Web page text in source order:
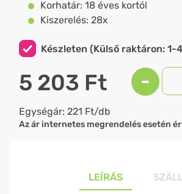
Korhatár: 18 éves kortól
Kiszerelés: 28x
Készleten (Külső raktáron: 1-
5 203 Ft -
Egységár: 221 Ft/db
Az ár internetes megrendelés esetén
LEÍRÁS